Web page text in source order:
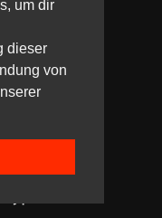
um dir
dieser
von
Media